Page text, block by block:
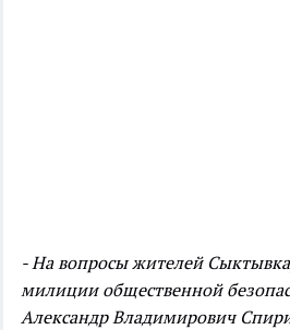
- На вопросы жителей
милиции общественной
Александр Владимирович